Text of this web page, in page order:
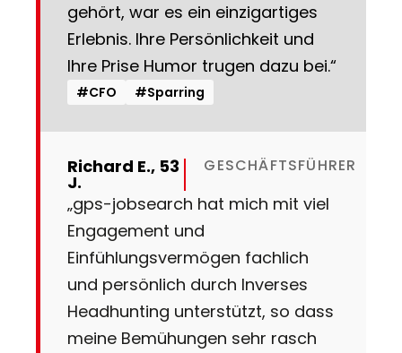
gehört, war es ein einzigartiges
Erlebnis. Ihre Persönlichkeit und
Ihre Prise Humor trugen dazu bei.“
#CFO #Sparring
Richard E., 53
J.
GESCHÄFTSFÜHRER
„gps-jobsearch hat mich mit viel
Engagement und
Einfühlungsvermögen fachlich
und persönlich durch Inverses
Headhunting unterstützt, so dass
meine Bemühungen sehr rasch